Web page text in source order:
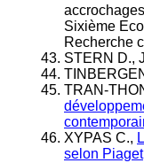
Sixième
Recherche
STERN D.,
TRAN-
XYPAS C.,
selon